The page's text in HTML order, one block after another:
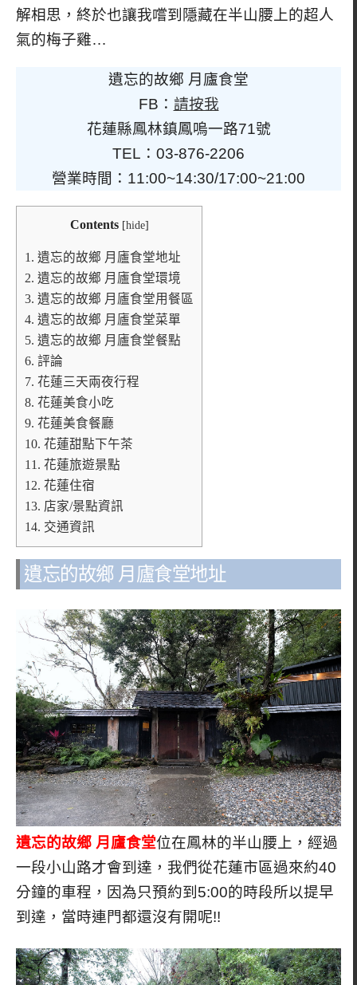
解相思，終於也讓我嚐到隱藏在半山腰上的超人
氣的梅子雞…
遺忘的故鄉 月廬食堂
FB： 請按我
花蓮縣鳳林鎮鳳嗚一路71號
TEL：03-876-2206
營業時間：11:00~14:30/17:00~21:00
Contents [hide]
1. 遺忘的故鄉 月廬食堂地址
2. 遺忘的故鄉 月廬食堂環境
3. 遺忘的故鄉 月廬食堂用餐區
4. 遺忘的故鄉 月廬食堂菜單
5. 遺忘的故鄉 月廬食堂餐點
6. 評論
7. 花蓮三天兩夜行程
8. 花蓮美食小吃
9. 花蓮美食餐廳
10. 花蓮甜點下午茶
11. 花蓮旅遊景點
12. 花蓮住宿
13. 店家/景點資訊
14. 交通資訊
遺忘的故鄉 月廬食堂地址
遺忘的故鄉 月廬食堂位在鳳林的半山腰上，經過
一段小山路才會到達，我們從花蓮市區過來約40
分鐘的車程，因為只預約到5:00的時段所以提早
到達，當時連門都還沒有開呢!!